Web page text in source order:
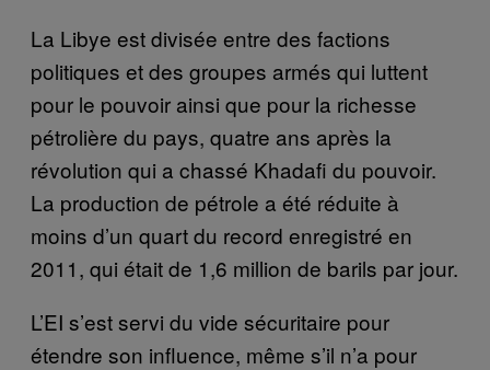
La Libye est divisée entre des factions
politiques et des groupes armés qui luttent
pour le pouvoir ainsi que pour la richesse
pétrolière du pays, quatre ans après la
révolution qui a chassé Khadafi du pouvoir.
La production de pétrole a été réduite à
moins d’un quart du record enregistré en
2011, qui était de 1,6 million de barils par jour.
L’EI s’est servi du vide sécuritaire pour
étendre son influence, même s’il n’a pour